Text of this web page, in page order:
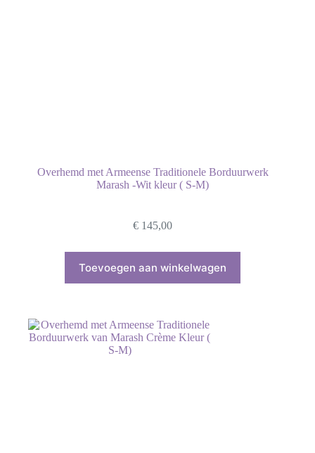
Overhemd met Armeense Traditionele Borduurwerk
Marash -Wit kleur ( S-M)
€ 145,00
Toevoegen aan winkelwagen